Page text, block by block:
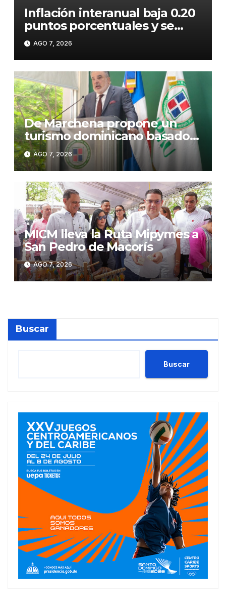
Inflación interanual baja 0.20
puntos porcentuales y se
sitúa en 5.47 %
AGO 7, 2026
De Marchena propone un
turismo dominicano basado
en formación, tecnología y
sostenibilidad
AGO 7, 2026
MICM lleva la Ruta Mipymes a
San Pedro de Macorís
AGO 7, 2026
Buscar
Buscar